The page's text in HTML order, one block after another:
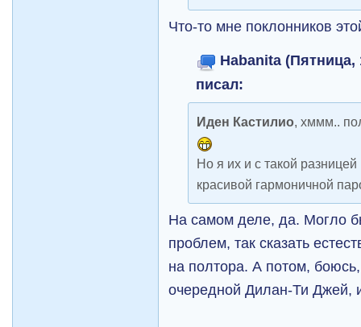
Что-то мне поклонников
Habanita (Пятница,
писал:
Иден Кастилио, хммм..
Но я их и с такой
красивой гармоничной
На самом деле, да. Могло
проблем, так сказать
на полтора. А потом,
очередной Дилан-Ти Джей,